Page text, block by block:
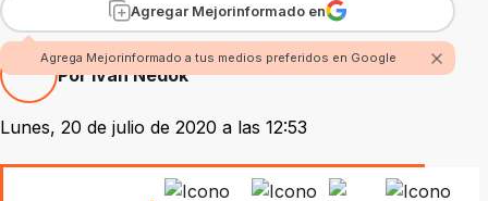
Agregar Mejorinformado en
Agrega Mejorinformado a tus medios preferidos en Google
Por Iván Nedok
Lunes, 20 de julio de 2020 a las 12:53